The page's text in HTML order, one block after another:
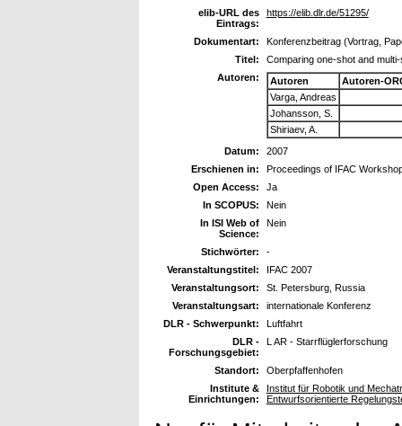
elib-URL des
Eintrags:
https://elib.dlr.de/51295/
Dokumentart:
Konferenzbeitrag (Vortrag,
Titel:
Comparing one-shot and
Autoren:
Autoren
Autoren-
Varga, Andreas
Johansson, S.
Shiriaev, A.
Datum:
2007
Erschienen in:
Proceedings of IFAC
Open Access:
Ja
In SCOPUS:
Nein
In ISI Web of
Science:
Nein
Stichwörter:
-
Veranstaltungstitel:
IFAC 2007
Veranstaltungsort:
St. Petersburg, Russia
Veranstaltungsart:
internationale Konferenz
DLR - Schwerpunkt:
Luftfahrt
DLR -
Forschungsgebiet:
L AR - Starrflüglerforschung
Standort:
Oberpfaffenhofen
Institute &
Einrichtungen:
Institut für Robotik und
Entwurfsorientierte